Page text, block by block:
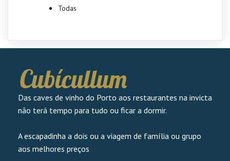
Todas
Das caves de vinho do Porto aos restaurantes na invicta
não terá tempo para tudo ou ficar a dormir.
A escapadinha a dois ou a viagem de família ou grupo
aos melhores preços